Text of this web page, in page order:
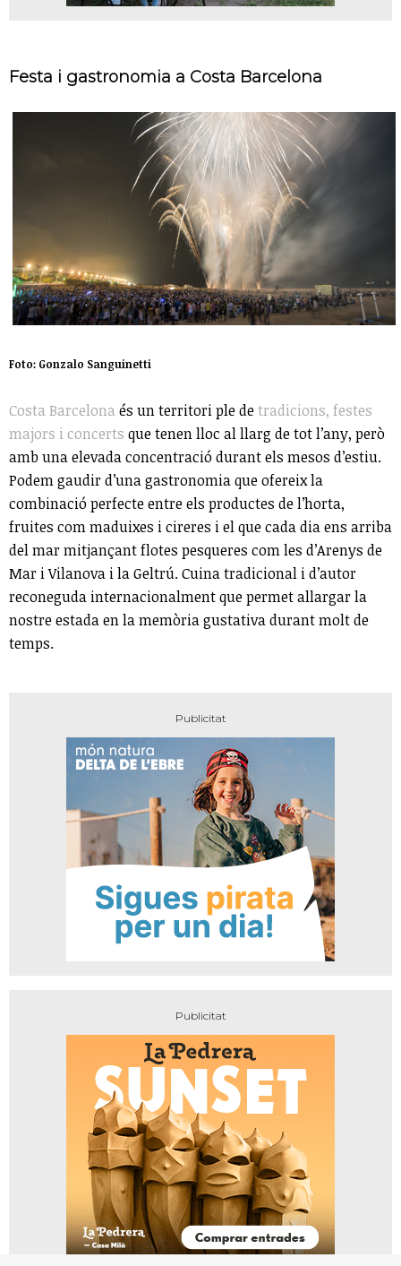
Festa i gastronomia a Costa Barcelona
Foto: Gonzalo Sanguinetti
Costa Barcelonaés un territori ple detradicions, festes
majors i concerts que tenen lloc al llarg de tot l’any, però
amb una elevada concentració durant els mesos d’estiu.
Podem gaudir d’una gastronomia que ofereix la
combinació perfecte entre els productes de l’horta,
fruites com maduixes i cireres i el que cada dia ens arriba
del mar mitjançant flotes pesqueres com les d’Arenys de
Mar i Vilanova i la Geltrú. Cuina tradicional i d’autor
reconeguda internacionalment que permet allargar la
nostre estada en la memòria gustativa durant molt de
temps.